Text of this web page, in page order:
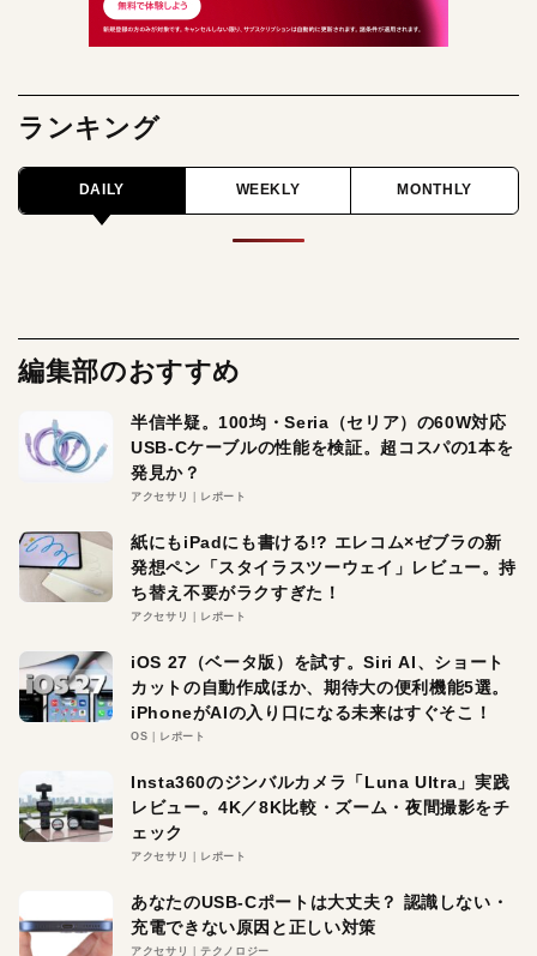
ランキング
DAILY WEEKLY MONTHLY
編集部のおすすめ
半信半疑。100均・Seria（セリア）の60W対応
USB-Cケーブルの性能を検証。超コスパの1本を
発見か？
アクセサリ レポート
紙にもiPadにも書ける!? エレコム×ゼブラの新
発想ペン「スタイラスツーウェイ」レビュー。持
ち替え不要がラクすぎた！
アクセサリ レポート
iOS 27（ベータ版）を試す。Siri AI、ショート
カットの自動作成ほか、期待大の便利機能5選。
iPhoneがAIの入り口になる未来はすぐそこ！
OS レポート
Insta360のジンバルカメラ「Luna Ultra」実践
レビュー。4K／8K比較・ズーム・夜間撮影をチ
ェック
アクセサリ レポート
あなたのUSB-Cポートは大丈夫？ 認識しない・
充電できない原因と正しい対策
アクセサリ テクノロジー